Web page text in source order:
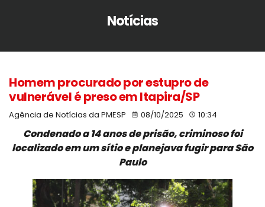
Notícias
Homem procurado por estupro de
vulnerável é preso em Itapira/SP
Agência de Notícias da PMESP 08/10/2025 10:34
Condenado a 14 anos de prisão, criminoso foi
localizado em um sítio e planejava fugir para São
Paulo